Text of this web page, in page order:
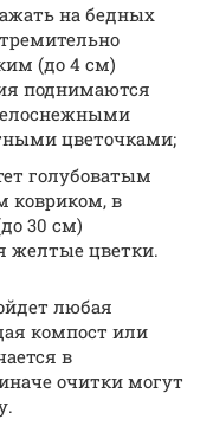
на бедных
(до 4 см)
поднимаются
цветочками;
голубоватым
ковриком, в
30 см)
желтые цветки.
любая
компост или
в
очитки могут